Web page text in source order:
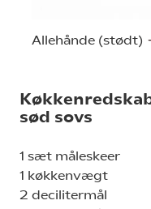
Allehånde (stødt)
sød sovs
1 sæt måleskeer
1 køkkenvægt
2 decilitermål